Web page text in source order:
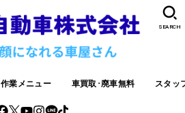
作業メニュー 車買取･廃車無料 スタッ
SEARCH